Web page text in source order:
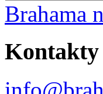
Brahama
Kontakty